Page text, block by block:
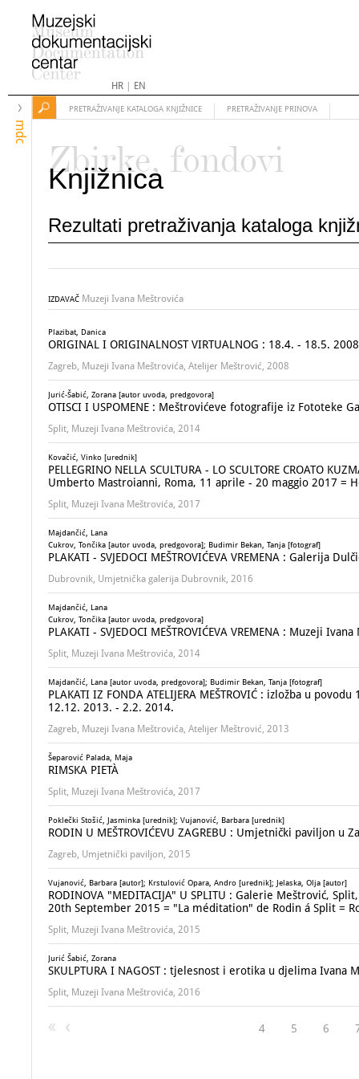
HR| EN
mdc
PRETRAŽIVANJE KATALOGA KNJIŽNICE PRETRAŽIVANJE PRINOVA
Zbirke, fondovi
Knjižnica
Rezultati pretraživanja kataloga
IZDAVAČ Muzeji Ivana Meštrovića
Plazibat, Danica
ORIGINAL I ORIGINALNOST VIRTUALNOG : 18.4. - 18.5.
Zagreb, Muzeji Ivana Meštrovića, Atelijer Meštrović, 2008
Jurić-Šabić, Zorana [autor uvoda, predgovora]
OTISCI I USPOMENE : Meštrovićeve fotografije iz Fototeke
Split, Muzeji Ivana Meštrovića, 2014
Kovačić, Vinko [urednik]
PELLEGRINO NELLA SCULTURA - LO SCULTORE CROATO
Umberto Mastroianni, Roma, 11 aprile - 20 maggio 2017 =
Split, Muzeji Ivana Meštrovića, 2017
Majdančić, Lana
Cukrov, Tončika [autor uvoda, predgovora]; Budimir Bekan, Tanja [fotograf]
PLAKATI - SVJEDOCI MEŠTROVIĆEVA VREMENA : Galerija
Dubrovnik, Umjetnička galerija Dubrovnik, 2016
Majdančić, Lana
Cukrov, Tončika [autor uvoda, predgovora]
PLAKATI - SVJEDOCI MEŠTROVIĆEVA VREMENA : Muzeji
Split, Muzeji Ivana Meštrovića, 2014
Majdančić, Lana [autor uvoda, predgovora]; Budimir Bekan, Tanja [fotograf]
PLAKATI IZ FONDA ATELIJERA MEŠTROVIĆ : izložba u
12.12. 2013. - 2.2. 2014.
Zagreb, Muzeji Ivana Meštrovića, Atelijer Meštrović, 2013
Šeparović Palada, Maja
RIMSKA PIETÀ
Split, Muzeji Ivana Meštrovića, 2017
Poklečki Stošić, Jasminka [urednik]; Vujanović, Barbara [urednik]
RODIN U MEŠTROVIĆEVU ZAGREBU : Umjetnički paviljon
Zagreb, Umjetnički paviljon, 2015
Vujanović, Barbara [autor]; Krstulović Opara, Andro [urednik]; Jelaska, Olja [autor]
RODINOVA "MEDITACIJA" U SPLITU : Galerie Meštrović,
20th September 2015 = "La méditation" de Rodin á Split =
Split, Muzeji Ivana Meštrovića, 2015
Jurić Šabić, Zorana
SKULPTURA I NAGOST : tjelesnost i erotika u djelima
Split, Muzeji Ivana Meštrovića, 2016
4 5 6